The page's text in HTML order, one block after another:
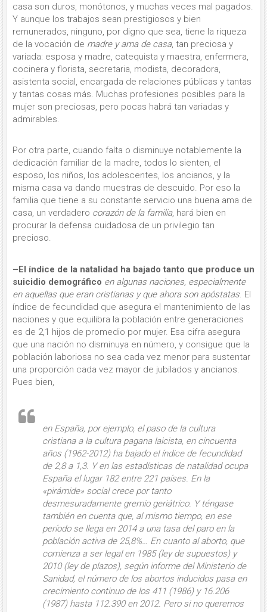
casa son duros, monótonos, y muchas veces mal pagados.
Y aunque los trabajos sean prestigiosos y bien
remunerados, ninguno, por digno que sea, tiene la riqueza
de la vocación de madre y ama de casa, tan preciosa y
variada: esposa y madre, catequista y maestra, enfermera,
coci­nera y florista, secretaria, modista, de­coradora,
asistenta social, encargada de relaciones públicas y tantas
y tantas co­sas más. Muchas profesiones posibles para la
mujer son preciosas, pero pocas habrá tan variadas y
admirables.
Por otra parte, cuando falta o disminuye notablemente la
dedicación familiar de la madre, to­dos lo sienten, el
esposo, los niños, los adolescentes, los ancianos, y la
misma casa va dando muestras de descuido. Por eso la
familia que tiene a su cons­tante servicio una buena ama de
casa, un verdadero corazón de la familia, hará bien en
procurar la defensa cuidadosa de un privilegio tan
precioso.
–El índice de la natalidad ha bajado tanto que produce un
suicidio demográfico en algunas naciones, especialmente
en aquellas que eran cristianas y que ahora son apóstatas. El
índice de fecundidad que asegura el mantenimiento de las
naciones y que equilibra la población entre generaciones
es de 2,1 hijos de promedio por mujer. Esa cifra asegura
que una nación no disminuya en número, y consigue que la
población laboriosa no sea cada vez menor para sustentar
una proporción cada vez mayor de jubilados y ancianos.
Pues bien,
en España, por ejemplo, el paso de la cultura
cristiana a la cultura pagana laicista, en cincuenta
años (1962-2012) ha bajado el índice de fecundidad
de 2,8 a 1,3. Y en las estadísticas de natalidad ocupa
España el lugar 182 entre 221 países. En la
«pirámide» social crece por tanto
desmesuradamente gremio geriátrico. Y téngase
también en cuenta que, al mismo tiempo, en ese
período se llega en 2014 a una tasa del paroen la
población activa de 25,8%… En cuanto al aborto, que
comienza a ser legal en 1985 (ley de supuestos) y
2010 (ley de plazos), según informe del Ministerio de
Sanidad, el número de los abortos inducidos pasa en
crecimiento continuo de los 411 (1986) y 16.206
(1987) hasta 112.390 en 2012. Pero si no queremos